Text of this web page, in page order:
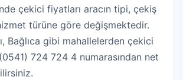
çekici fiyatları aracın tipi, çekiş
türüne göre değişmektedir.
Bağlıca gibi mahallelerden çekici
724 724 4 numarasından net